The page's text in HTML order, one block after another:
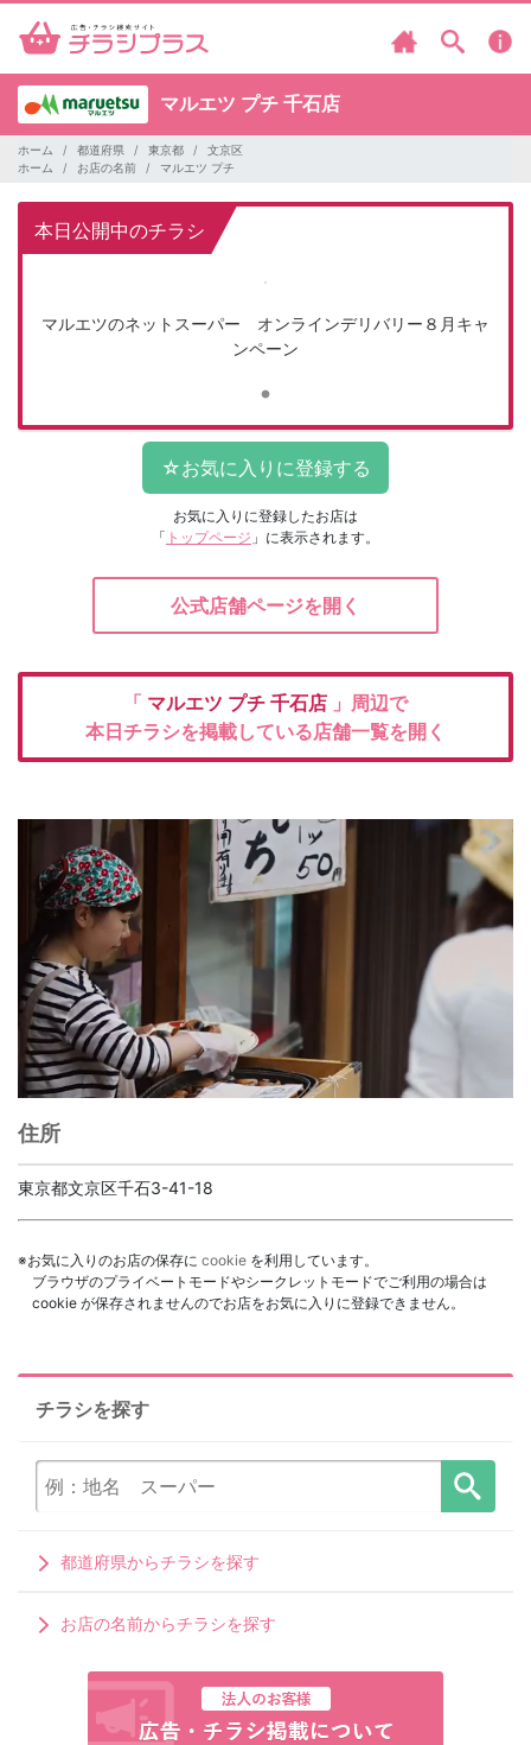
マルエツ プチ 千石店
ホーム 都道府県 東京都
文京区
ホーム
お店の名前 マルエツ プチ
本日公開中のチラシ
マルエツのネットスーパー オンラインデリバリー８月キャ
ンペーン
お気に入りに登録したお店は
「 トップページ 」に表示されます。
公式店舗ページを開く
「 マルエツ プチ 千石店 」周辺で
本日チラシを掲載している店舗一覧を開く
住所
東京都文京区千石3-41-18
※お気に入りのお店の保存に cookie を利用しています。
ブラウザのプライベートモードやシークレットモードでご利用の場合は
cookie が保存されませんのでお店をお気に入りに登録できません。
チラシを探す
都道府県からチラシを探す
お店の名前からチラシを探す